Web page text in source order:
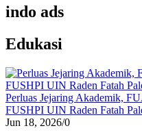
indo ads
Edukasi
Perluas Jejaring Akademik,
FUSHPI UIN Raden Fatah
Jun 18, 2026/0